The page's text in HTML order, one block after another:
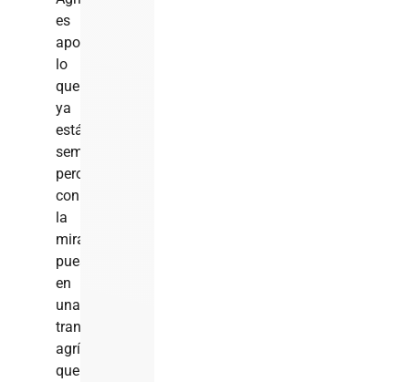
es
apoyar
lo
que
ya
está
sembrado,
pero
con
la
mirada
puesta
en
una
transformación
agrícola
que